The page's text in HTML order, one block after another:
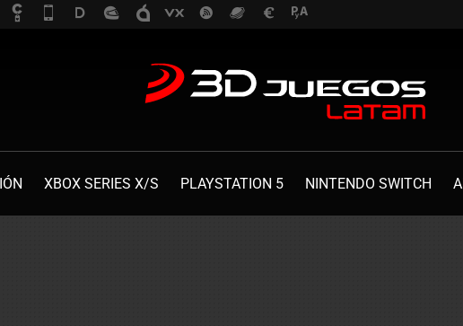
XBOX SERIES X/S PLAYSTATION 5 NINTENDO SWITCH